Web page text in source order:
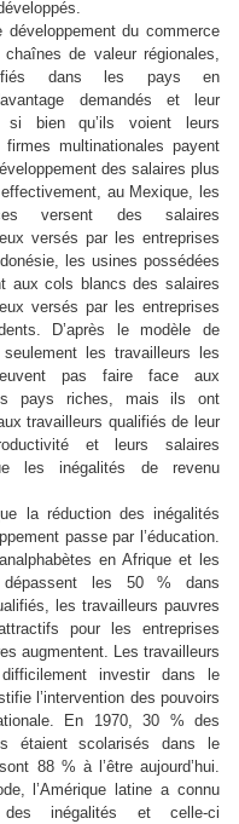
du commerce
de valeur régionales,
dans les pays en
demandés et leur
si bien qu’ils voient leurs
multinationales payent
des salaires plus
au Mexique, les
versent des salaires
versés par les entreprises
les usines possédées
aux cols blancs des salaires
versés par les entreprises
D’après le modèle de
les travailleurs les
pas faire face aux
pays riches, mais ils ont
travailleurs qualifiés de leur
et leurs salaires
les inégalités de revenu
la réduction des inégalités
passe par l’éducation.
en Afrique et les
dépassent les 50 % dans
les travailleurs pauvres
pour les entreprises
augmentent. Les travailleurs
investir dans le
l’intervention des pouvoirs
En 1970, 30 % des
étaient scolarisés dans le
88 % à l’être aujourd’hui.
l’Amérique latine a connu
inégalités et celle-ci